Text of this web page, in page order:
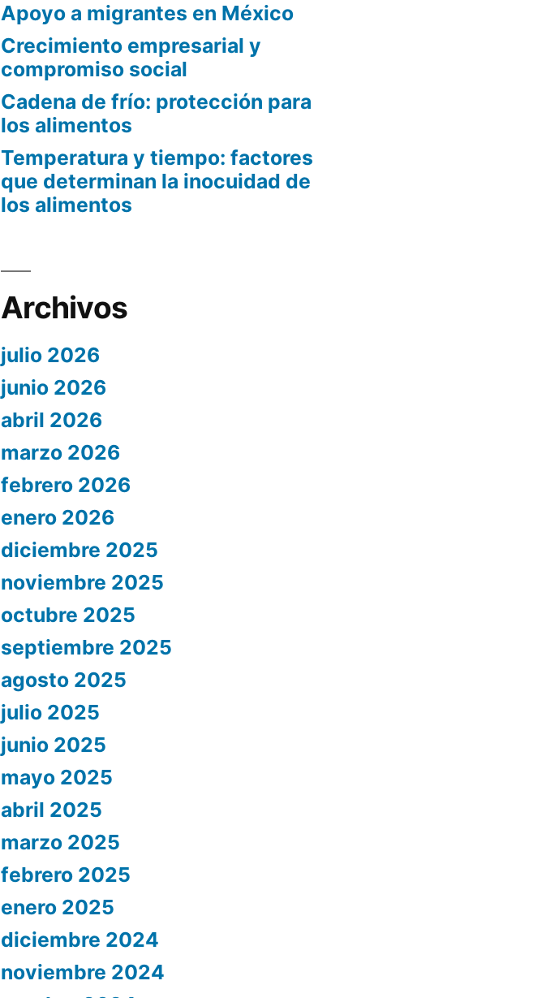
Apoyo a migrantes en México
Crecimiento empresarial y
compromiso social
Cadena de frío: protección para
los alimentos
Temperatura y tiempo: factores
que determinan la inocuidad de
los alimentos
Archivos
julio 2026
junio 2026
abril 2026
marzo 2026
febrero 2026
enero 2026
diciembre 2025
noviembre 2025
octubre 2025
septiembre 2025
agosto 2025
julio 2025
junio 2025
mayo 2025
abril 2025
marzo 2025
febrero 2025
enero 2025
diciembre 2024
noviembre 2024